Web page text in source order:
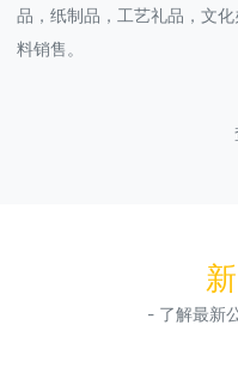
品，纸制品，工艺礼品，文
料销售。
- 了解最新